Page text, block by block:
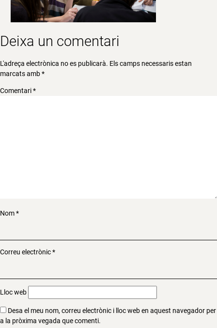
Deixa un comentari
L'adreça electrònica no es publicarà. Els camps necessaris estan
marcats amb*
Comentari*
Nom*
Correu electrònic*
Lloc web
Desa el meu nom, correu electrònic i lloc web en aquest navegador per
a la pròxima vegada que comenti.